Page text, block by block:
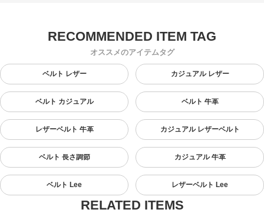
オススメのアイテムタグ
ベルト レザー カジュアル レザー
ベルト カジュアル ベルト 牛革
レザーベルト 牛革 カジュアル レザーベルト
ベルト 長さ調節 カジュアル 牛革
ベルト Lee レザーベルト Lee